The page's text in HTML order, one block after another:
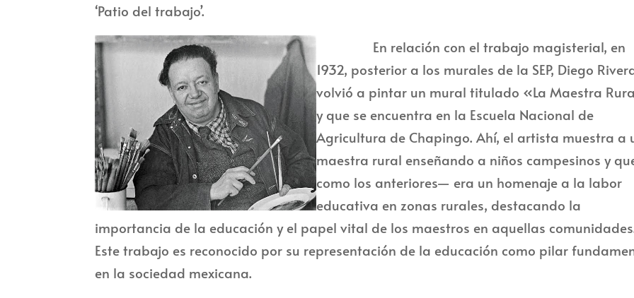
‘Patio del trabajo’.
En relación con el trabajo magisterial, en
1932, posterior a los murales de la SEP, Diego
volvió a pintar un mural titulado «La Maestra
y que se encuentra en la Escuela Nacional de
Agricultura de Chapingo. Ahí, el artista muestra a
maestra rural enseñando a niños campesinos y
como los anteriores— era un homenaje a la labor
educativa en zonas rurales, destacando la
importancia de la educación y el papel vital de los maestros en aquellas
Este trabajo es reconocido por su representación de la educación como pilar
en la sociedad mexicana.